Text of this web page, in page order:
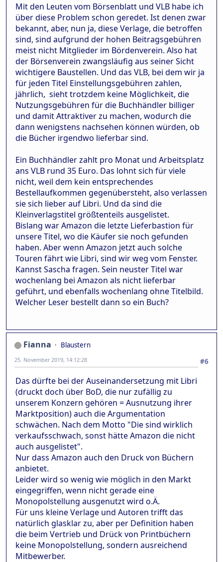
Mit den Leuten vom Börsenblatt und VLB habe ich
über diese Problem schon geredet. Ist denen zwar
bekannt, aber, nun ja, diese Verlage, die betroffen
sind, sind aufgrund der hohen Beitragsgebühren
meist nicht Mitglieder im Bördenverein. Also hat
der Börsenverein zwangsläufig aus seiner Sicht
wichtigere Baustellen. Und das VLB, bei dem wir ja
für jeden Titel Einstellungsgebühren zahlen,
jährlich, sieht trotzdem keine Möglichkeit, die
Nutzungsgebühren für die Buchhändler billiger
und damit Attraktiver zu machen, wodurch die
dann wenigstens nachsehen können würden, ob
die Bücher irgendwo lieferbar sind.
Ein Buchhändler zahlt pro Monat und Arbeitsplatz
ans VLB rund 35 Euro. Das lohnt sich für viele
nicht, weil dem kein entsprechendes
Bestellaufkommen gegenübersteht, also verlassen
sie sich lieber auf Libri. Und da sind die
Kleinverlagstitel größtenteils ausgelistet.
Bislang war Amazon die letzte Lieferbastion für
unsere Titel, wo die Käufer sie noch gefunden
haben. Aber wenn Amazon jetzt auch solche
Touren fährt wie Libri, sind wir weg vom Fenster.
Kannst Sascha fragen. Sein neuster Titel war
wochenlang bei Amazon als nicht lieferbar
geführt, und ebenfalls wochenlang ohne Titelbild.
Welcher Leser bestellt dann so ein Buch?
Fianna
Blaustern
#6
25. November 2019, 14:12:28
Das dürfte bei der Auseinandersetzung mit Libri
(druckt doch über BoD, die nur zufällig zu
unserem Konzern gehören = Ausnutzung ihrer
Marktposition) auch die Argumentation
schwächen. Nach dem Motto "Die sind wirklich
verkaufsschwach, sonst hätte Amazon die nicht
auch ausgelistet".
Nur dass Amazon auch den Druck von Büchern
anbietet.
Leider wird so wenig wie möglich in den Markt
eingegriffen, wenn nicht gerade eine
Monopolstellung ausgenutzt wird o.Ä.
Für uns kleine Verlage und Autoren trifft das
natürlich glasklar zu, aber per Definition haben
die beim Vertrieb und Drück von Printbüchern
keine Monopolstellung, sondern ausreichend
Mitbewerber.